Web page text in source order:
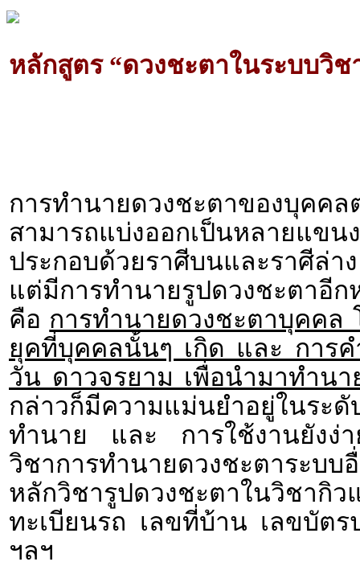
หลักสูตร “ดวงชะตาในระบบวิช
การทำนายดวงชะตาของบุคค
สามารถแบ่งออกเป็นหลายแขน
ประกอบด้วยราศีบนและราศีล่
แต่มีการทำนายรูปดวงชะตาอี
คือ การทำนายดวงชะตาบุคค
ยุคที่บุคคลนั้นๆ เกิด และ การ
วัน ดาวจรยาม เพื่อนำมาทำน
กล่าวก็มีความแม่นยำอยู่ในร
ทำนาย และ การใช้งานยังง่า
วิชาการทำนายดวงชะตาระบ
หลักวิชารูปดวงชะตาในวิช
ทะเบียนรถ เลขที่บ้าน เลขบัต
ฯลฯ